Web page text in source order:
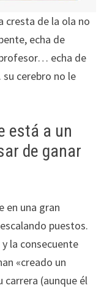
cresta de la ola no
echa de
echa de
cerebro no le
está a un
de ganar
en una gran
puestos.
la consecuente
«creado un
carrera (aunque él